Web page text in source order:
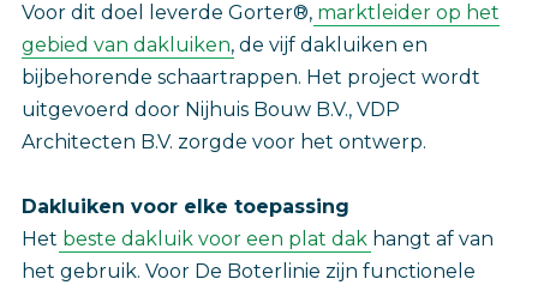
Voor dit doel leverde Gorter®, marktleider op het
gebied van dakluiken, de vijf dakluiken en
bijbehorende schaartrappen. Het project wordt
uitgevoerd door Nijhuis Bouw B.V., VDP
Architecten B.V. zorgde voor het ontwerp.
Dakluiken voor elke toepassing
Het beste dakluik voor een plat dak hangt af van
het gebruik. Voor De Boterlinie zijn functionele